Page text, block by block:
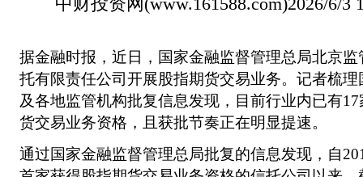
据金融时报，近日，国家金融监督管理总局北京
托有限责任公司开展股指期货交易业务。记者梳
及各地监管机构批复信息发现，目前行业内已有
货交易业务资格，且获批节奏正在明显提速。
通过国家金融监督管理总局批复的信息发现，自